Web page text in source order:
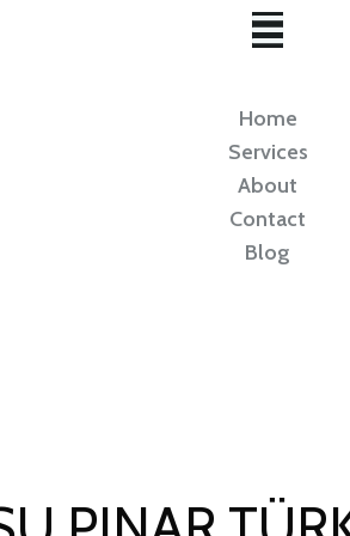
Home
Services
About
Contact
Blog